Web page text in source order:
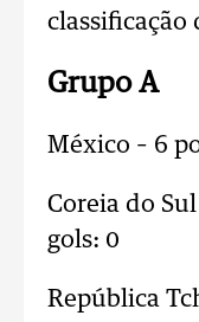
Grupo A
México – 6
Coreia do
gols: 0
República